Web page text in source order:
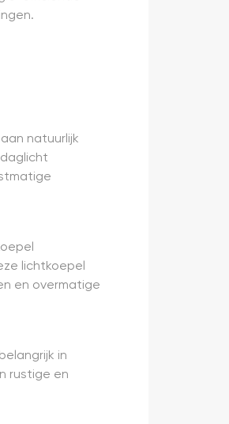
natuurlijk
lichtkoepel
en overmatige
in
rustige en